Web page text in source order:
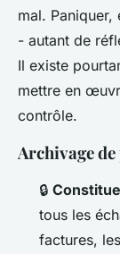
mal.
- autant de
Il existe
mettre en
contrôle.
Archivage
🔒
tous les
factures,